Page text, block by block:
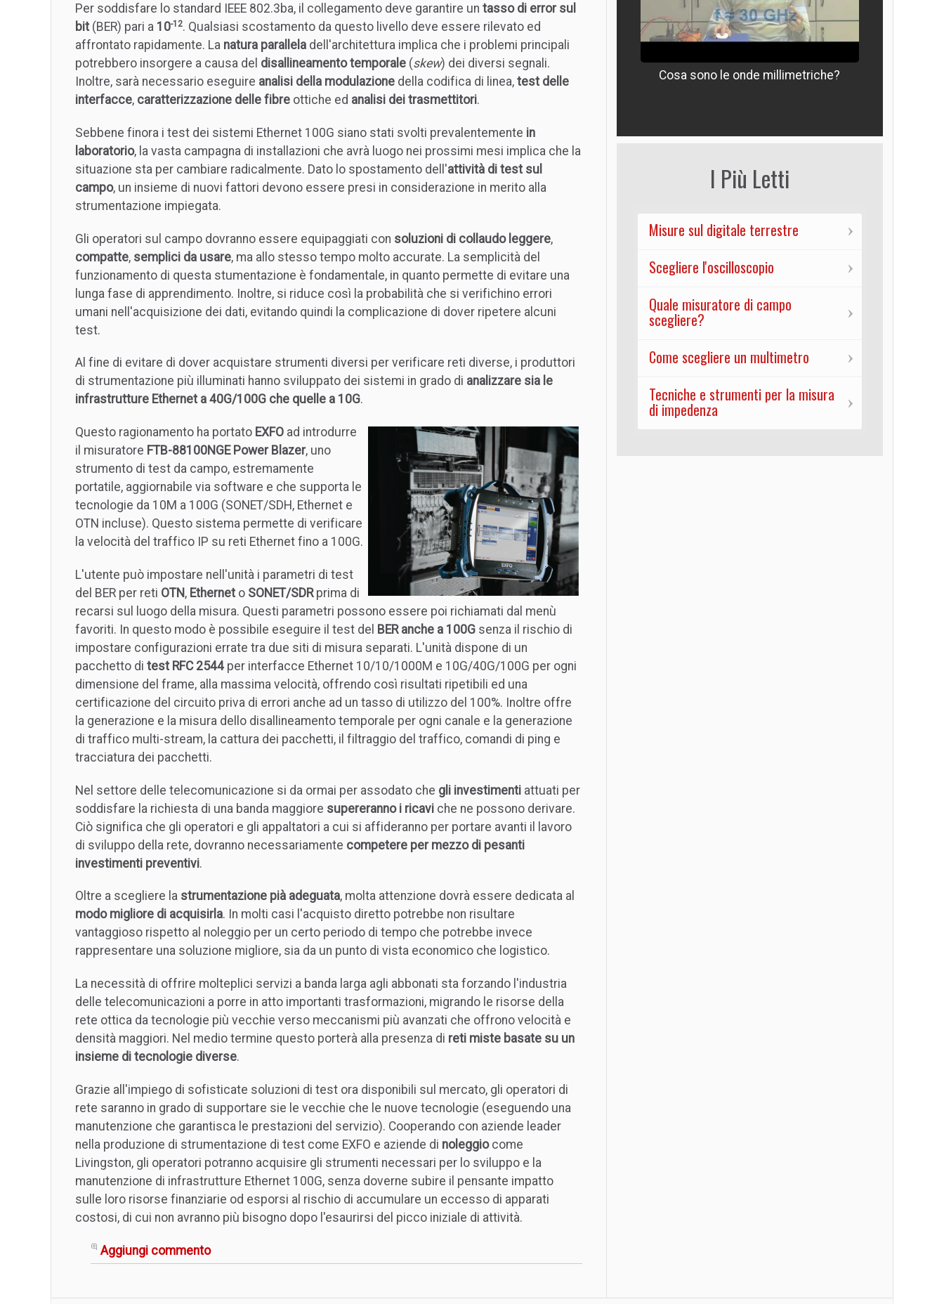
Per soddisfare lo standard IEEE 802.3ba, il collegamento deve garantire un tasso di error sul
bit (BER) pari a 10-12. Qualsiasi scostamento da questo livello deve essere rilevato ed
affrontato rapidamente. La natura parallela dell'architettura implica che i problemi principali
potrebbero insorgere a causa del disallineamento temporale (skew) dei diversi segnali.
Inoltre, sarà necessario eseguire analisi della modulazione della codifica di linea, test delle
interfacce, caratterizzazione delle fibre ottiche ed analisi dei trasmettitori.
Sebbene finora i test dei sistemi Ethernet 100G siano stati svolti prevalentemente in
laboratorio, la vasta campagna di installazioni che avrà luogo nei prossimi mesi implica che la
situazione sta per cambiare radicalmente. Dato lo spostamento dell'attività di test sul
campo, un insieme di nuovi fattori devono essere presi in considerazione in merito alla
strumentazione impiegata.
Gli operatori sul campo dovranno essere equipaggiati con soluzioni di collaudo leggere,
compatte, semplici da usare, ma allo stesso tempo molto accurate. La semplicità del
funzionamento di questa stumentazione è fondamentale, in quanto permette di evitare una
lunga fase di apprendimento. Inoltre, si riduce così la probabilità che si verifichino errori
umani nell'acquisizione dei dati, evitando quindi la complicazione di dover ripetere alcuni
test.
Al fine di evitare di dover acquistare strumenti diversi per verificare reti diverse, i produttori
di strumentazione più illuminati hanno sviluppato dei sistemi in grado di analizzare sia le
infrastrutture Ethernet a 40G/100G che quelle a 10G.
Questo ragionamento ha portato EXFO ad introdurre
il misuratore FTB-88100NGE Power Blazer, uno
strumento di test da campo, estremamente
portatile, aggiornabile via software e che supporta le
tecnologie da 10M a 100G (SONET/SDH, Ethernet e
OTN incluse). Questo sistema permette di verificare
la velocità del traffico IP su reti Ethernet fino a 100G.
L'utente può impostare nell'unità i parametri di test
del BER per reti OTN, Ethernet o SONET/SDRprima di
recarsi sul luogo della misura. Questi parametri possono essere poi richiamati dal menù
favoriti. In questo modo è possibile eseguire il test del BER anche a 100G senza il rischio di
impostare configurazioni errate tra due siti di misura separati. L'unità dispone di un
pacchetto di test RFC 2544 per interfacce Ethernet 10/10/1000M e 10G/40G/100G per ogni
dimensione del frame, alla massima velocità, offrendo così risultati ripetibili ed una
certificazione del circuito priva di errori anche ad un tasso di utilizzo del 100%. Inoltre offre
la generazione e la misura dello disallineamento temporale per ogni canale e la generazione
di traffico multi-stream, la cattura dei pacchetti, il filtraggio del traffico, comandi di ping e
tracciatura dei pacchetti.
Nel settore delle telecomunicazione si da ormai per assodato che gli investimenti attuati per
soddisfare la richiesta di una banda maggiore supereranno i ricavi che ne possono derivare.
Ciò significa che gli operatori e gli appaltatori a cui si affideranno per portare avanti il lavoro
di sviluppo della rete, dovranno necessariamente competere per mezzo di pesanti
investimenti preventivi.
Oltre a scegliere la strumentazione pià adeguata, molta attenzione dovrà essere dedicata al
modo migliore di acquisirla. In molti casi l'acquisto diretto potrebbe non risultare
vantaggioso rispetto al noleggio per un certo periodo di tempo che potrebbe invece
rappresentare una soluzione migliore, sia da un punto di vista economico che logistico.
La necessità di offrire molteplici servizi a banda larga agli abbonati sta forzando l'industria
delle telecomunicazioni a porre in atto importanti trasformazioni, migrando le risorse della
rete ottica da tecnologie più vecchie verso meccanismi più avanzati che offrono velocità e
densità maggiori. Nel medio termine questo porterà alla presenza di reti miste basate su un
insieme di tecnologie diverse.
Grazie all'impiego di sofisticate soluzioni di test ora disponibili sul mercato, gli operatori di
rete saranno in grado di supportare sie le vecchie che le nuove tecnologie (eseguendo una
manutenzione che garantisca le prestazioni del servizio). Cooperando con aziende leader
nella produzione di strumentazione di test come EXFO e aziende di noleggiocome
Livingston, gli operatori potranno acquisire gli strumenti necessari per lo sviluppo e la
manutenzione di infrastrutture Ethernet 100G, senza doverne subire il pensante impatto
sulle loro risorse finanziarie od esporsi al rischio di accumulare un eccesso di apparati
costosi, di cui non avranno più bisogno dopo l'esaurirsi del picco iniziale di attività.
Aggiungi commento
Cosa sono le onde millimetriche?
I Più Letti
Misure sul digitale terrestre
Scegliere l'oscilloscopio
Quale misuratore di campo
scegliere?
Come scegliere un multimetro
Tecniche e strumenti per la misura
di impedenza